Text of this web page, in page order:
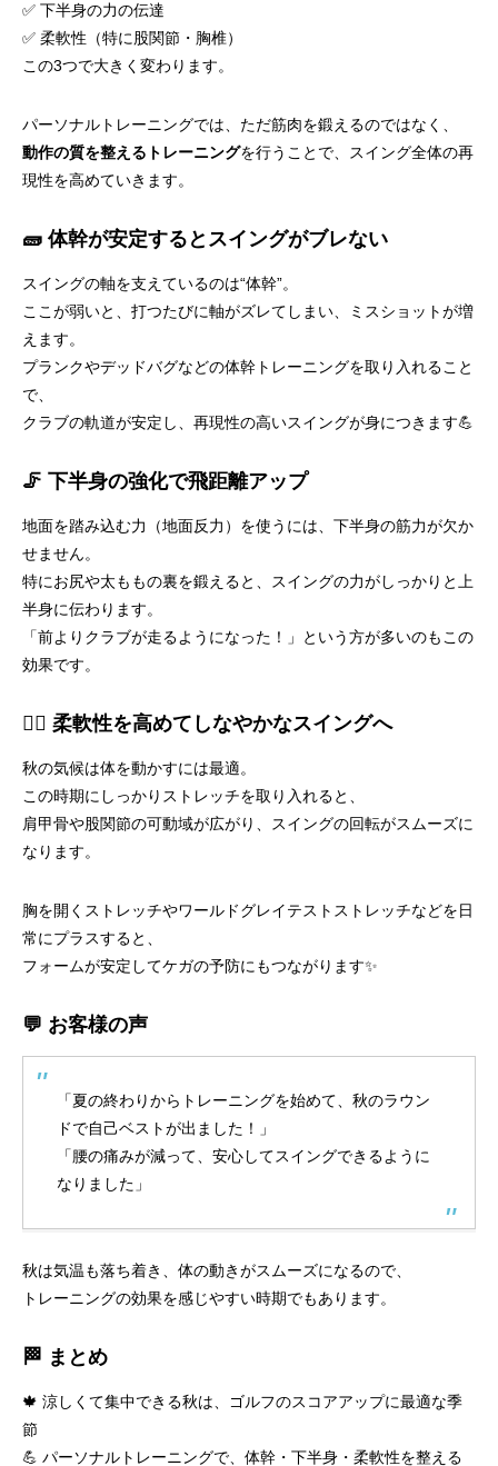
✅ 下半身の力の伝達
✅ 柔軟性（特に股関節・胸椎）
この3つで大きく変わります。
パーソナルトレーニングでは、ただ筋肉を鍛えるのではなく、
動作の質を整えるトレーニングを行うことで、スイング全体の再
現性を高めていきます。
🧱 体幹が安定するとスイングがブレない
スイングの軸を支えているのは“体幹”。
ここが弱いと、打つたびに軸がズレてしまい、ミスショットが増
えます。
プランクやデッドバグなどの体幹トレーニングを取り入れること
で、
クラブの軌道が安定し、再現性の高いスイングが身につきます💪
🦵 下半身の強化で飛距離アップ
地面を踏み込む力（地面反力）を使うには、下半身の筋力が欠か
せません。
特にお尻や太ももの裏を鍛えると、スイングの力がしっかりと上
半身に伝わります。
「前よりクラブが走るようになった！」という方が多いのもこの
効果です。
🧘‍♂️ 柔軟性を高めてしなやかなスイングへ
秋の気候は体を動かすには最適。
この時期にしっかりストレッチを取り入れると、
肩甲骨や股関節の可動域が広がり、スイングの回転がスムーズに
なります。
胸を開くストレッチやワールドグレイテストストレッチなどを日
常にプラスすると、
フォームが安定してケガの予防にもつながります✨
💬 お客様の声
「夏の終わりからトレーニングを始めて、秋のラウン
ドで自己ベストが出ました！」
「腰の痛みが減って、安心してスイングできるように
なりました」
秋は気温も落ち着き、体の動きがスムーズになるので、
トレーニングの効果を感じやすい時期でもあります。
🏁 まとめ
🍁 涼しくて集中できる秋は、ゴルフのスコアアップに最適な季
節
💪 パーソナルトレーニングで、体幹・下半身・柔軟性を整える